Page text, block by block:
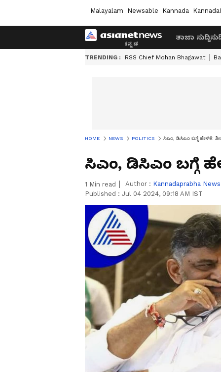
Malayalam Newsable Kannada
ತಾಜಾ ಸುದ್ದಿ
TRENDING : RSS Chief Mohan Bhagawat
HOME NEWS POLITICS ಸಿಎಂ, ಡಿಸಿಎಂ ಬಗ್ಗೆ ಹೇಳಿಕೆ:
ಸಿಎಂ, ಡಿಸಿಎಂ ಬಗ್ಗೆ
1 Min read Author : Kannadaprabha News
Published : Jul 04 2024, 09:18 AM IST